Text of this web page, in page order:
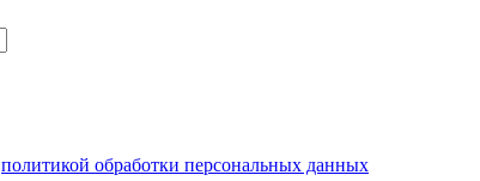
политикой обработки персональных данных